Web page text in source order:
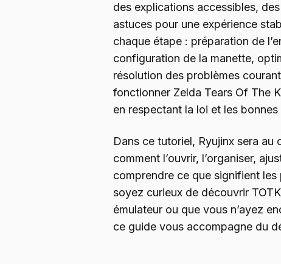
des explications accessibles,
astuces pour une expérience
chaque étape : préparation de
configuration de la manette,
résolution des problèmes
fonctionner Zelda Tears Of The
en respectant la loi et les bonnes
Dans ce tutoriel, Ryujinx sera
comment l’ouvrir, l’organiser,
comprendre ce que signifient
soyez curieux de découvrir
émulateur ou que vous n’ayez
ce guide vous accompagne du